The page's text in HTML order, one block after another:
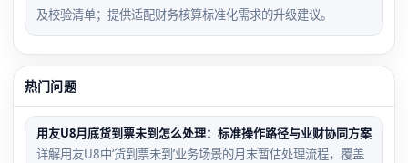
及校验清单；提供适配财务核算标准化需求的升级建议。
热门问题
用友U8月底货到票未到怎么处理：标准操作路径与业财协同方案
详解用友U8中‘货到票未到’业务场景的月末暂估处理流程，覆盖